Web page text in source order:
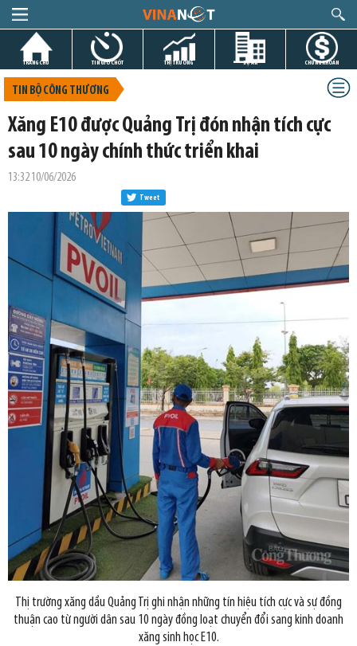
TRANG CHỦ TIN GIỜ CHÓT THỊ TRƯỜNG DỰ ÁN CHỨNG KHOÁN
TIN BỘ CÔNG THƯƠNG
Xăng E10 được Quảng Trị đón nhận tích cực
sau 10 ngày chính thức triển khai
13:32 10/06/2026
Tweet
Thị trường xăng dầu Quảng Trị ghi nhận những tín hiệu tích cực và sự đồng
thuận cao từ người dân sau 10 ngày đồng loạt chuyển đổi sang kinh doanh
xăng sinh học E10.